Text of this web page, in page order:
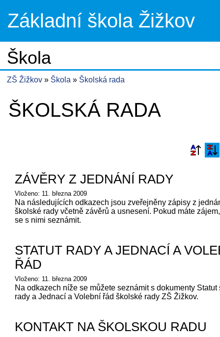
Základní škola Žižkov
Škola
ZŠ Žižkov Škola Školská rada
ŠKOLSKÁ RADA
ZÁVĚRY Z JEDNÁNÍ RADY
Vloženo: 11. března 2009
Na následujících odkazech jsou zveřejněny zápisy z
školské rady včetně závěrů a usnesení. Pokud máte
se s nimi seznámit.
STATUT RADY A JEDNACÍ A
ŘÁD
Vloženo: 11. března 2009
Na odkazech níže se můžete seznámit s dokumenty Statut
rady a Jednací a Volební řád školské rady ZŠ Žižkov.
KONTAKT NA ŠKOLSKOU RADU